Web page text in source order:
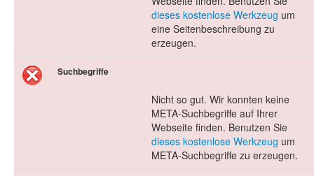
dieses kostenlose Werkzeug um
eine Seitenbeschreibung zu
erzeugen.
Suchbegriffe
Nicht so gut. Wir konnten keine
META-Suchbegriffe auf Ihrer
Webseite finden. Benutzen Sie
dieses kostenlose Werkzeug um
META-Suchbegriffe zu erzeugen.